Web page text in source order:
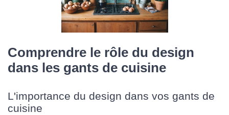
Comprendre le rôle du design
dans les gants de cuisine
L'importance du design dans vos gants de
cuisine